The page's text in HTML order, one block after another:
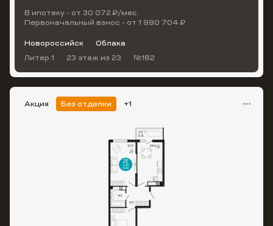
В ипотеку - от 30 072 ₽/мес.
Первоначальный взнос - от 1 990 704 ₽
Новороссийск
Облака
Литер 1
23 этаж из 23 №182
Акция Без отделки +1